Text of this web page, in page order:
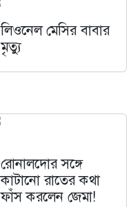
লিওনেল মেসির বাবার
মৃত্যু
রোনালদোর সঙ্গে
কাটানো রাতের কথা
ফাঁস করলেন জেমা!